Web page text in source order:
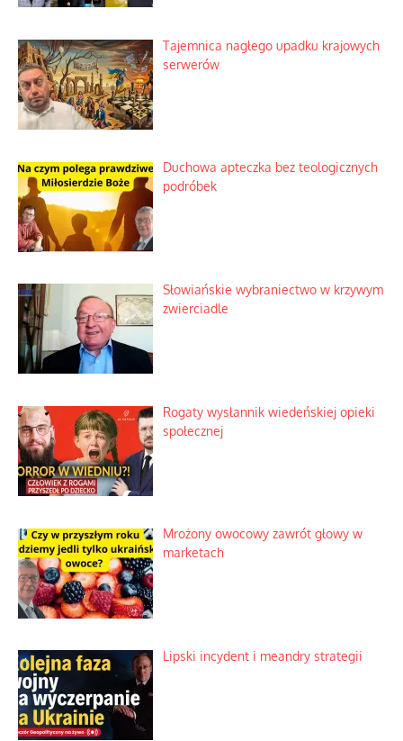
Tajemnica nagłego upadku krajowych
serwerów
Duchowa apteczka bez teologicznych
podróbek
Słowiańskie wybraniectwo w krzywym
zwierciadle
Rogaty wysłannik wiedeńskiej opieki
społecznej
Mrożony owocowy zawrót głowy w
marketach
Lipski incydent i meandry strategii